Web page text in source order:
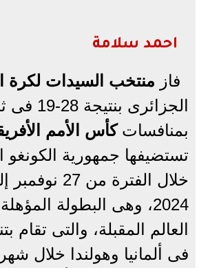
احمد سلامة
فاز منتخب السيدات لكرة
الجزائرى
بمنافساتكأس الأمم
تستضيفها جمهورية الكونغو
2024، وهى البطولة
العالم المقبلة، والتى